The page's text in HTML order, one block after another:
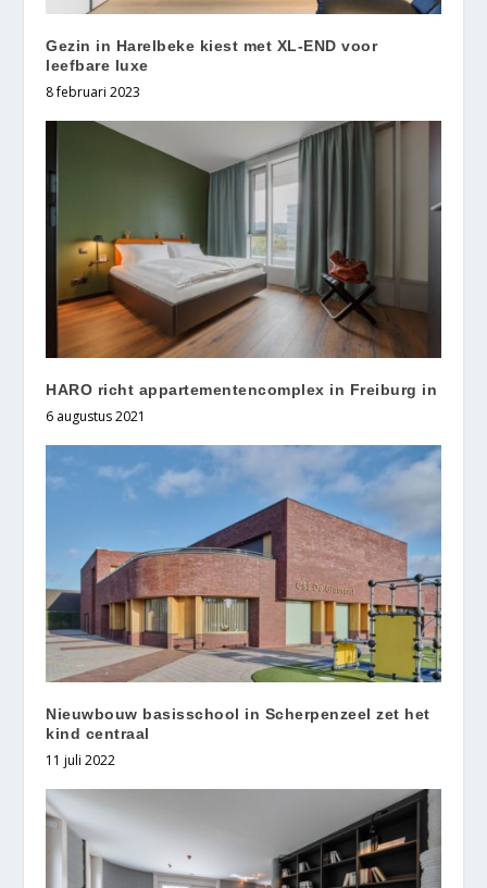
Gezin in Harelbeke kiest met XL-END voor
leefbare luxe
8 februari 2023
HARO richt appartementencomplex in Freiburg in
6 augustus 2021
Nieuwbouw basisschool in Scherpenzeel zet het
kind centraal
11 juli 2022